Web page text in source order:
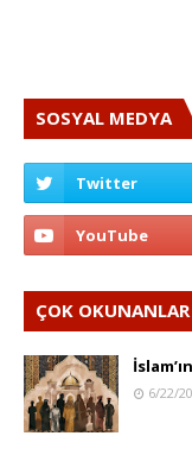
SOSYAL MEDYA
ÇOK OKUNANLAR
6/22/